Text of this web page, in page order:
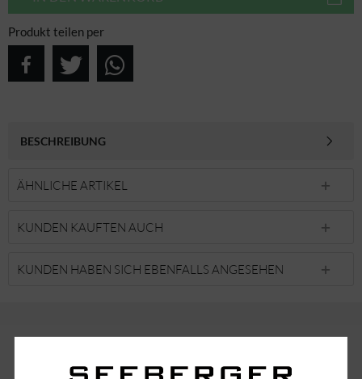
Produkt teilen per
BESCHREIBUNG
ÄHNLICHE ARTIKEL
KUNDEN KAUFTEN AUCH
KUNDEN HABEN SICH EBENFALLS ANGESEHEN
ERHALTEN SIE EINMALIG EINEN 5 EURO GUTSCHEIN